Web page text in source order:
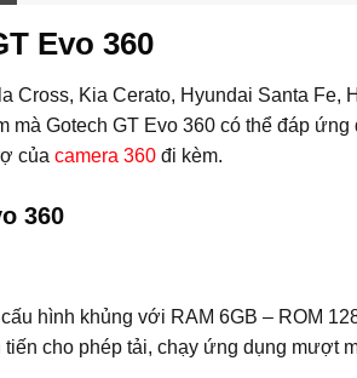
Evo 360
Cross, Kia Cerato, Hyundai Santa Fe,
mà Gotech GT Evo 360 có thể đáp
của camera 360 đi kèm.
360
hình khủng với RAM 6GB – ROM
cho phép tải, chạy ứng dụng mượt